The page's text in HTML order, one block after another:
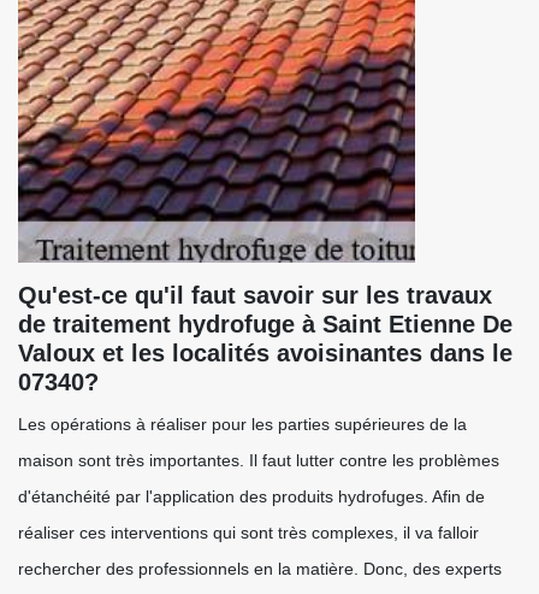
Qu'est-ce qu'il faut savoir sur les travaux
de traitement hydrofuge à Saint Etienne De
Valoux et les localités avoisinantes dans le
07340?
Les opérations à réaliser pour les parties supérieures de la
maison sont très importantes. Il faut lutter contre les problèmes
d'étanchéité par l'application des produits hydrofuges. Afin de
réaliser ces interventions qui sont très complexes, il va falloir
rechercher des professionnels en la matière. Donc, des experts